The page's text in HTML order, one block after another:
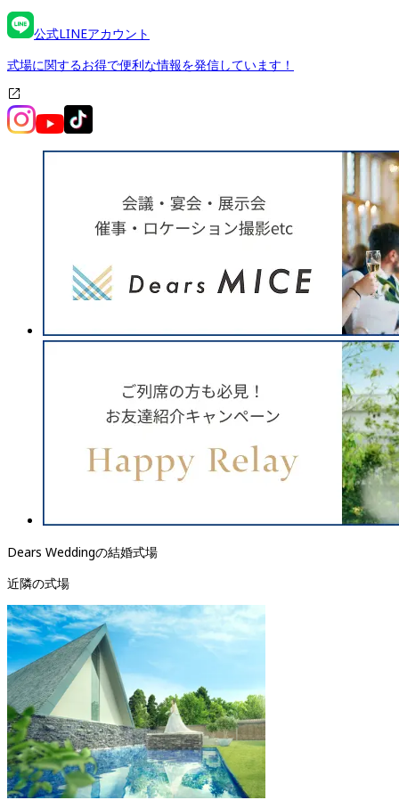
公式LINEアカウント
式場に関するお得で便利な情報を発信しています！
Dears Weddingの結婚式場
近隣の式場